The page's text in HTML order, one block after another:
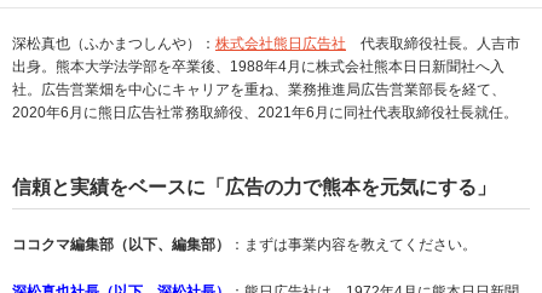
深松真也（ふかまつしんや）： 株式会社熊日広告社 代表取締役社長。人吉市
出身。熊本大学法学部を卒業後、1988年4月に株式会社熊本日日新聞社へ入
社。広告営業畑を中心にキャリアを重ね、業務推進局広告営業部長を経て、
2020年6月に熊日広告社常務取締役、2021年6月に同社代表取締役社長就任。
信頼と実績をベースに「広告の力で熊本を元気にする」
ココクマ編集部（以下、編集部） ：まずは事業内容を教えてください。